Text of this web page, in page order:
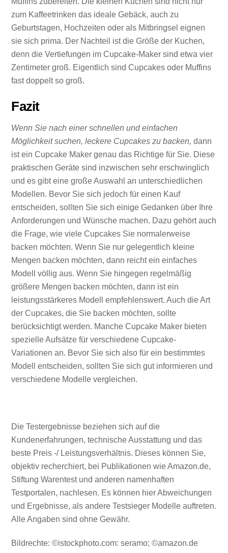
zum Kaffeetrinken das ideale Gebäck, auch zu
Geburtstagen, Hochzeiten oder als Mitbringsel eignen
sie sich prima. Der Nachteil ist die Größe der Kuchen,
denn die Vertiefungen im Cupcake-Maker sind etwa vier
Zentimeter groß. Eigentlich sind Cupcakes oder Muffins
fast doppelt so groß.
Fazit
Wenn Sie nach einer schnellen und einfachen
Möglichkeit suchen, leckere Cupcakes zu backen, dann
ist ein Cupcake Maker genau das Richtige für Sie. Diese
praktischen Geräte sind inzwischen sehr erschwinglich
und es gibt eine große Auswahl an unterschiedlichen
Modellen. Bevor Sie sich jedoch für einen Kauf
entscheiden, sollten Sie sich einige Gedanken über Ihre
Anforderungen und Wünsche machen. Dazu gehört auch
die Frage, wie viele Cupcakes Sie normalerweise
backen möchten. Wenn Sie nur gelegentlich kleine
Mengen backen möchten, dann reicht ein einfaches
Modell völlig aus. Wenn Sie hingegen regelmäßig
größere Mengen backen möchten, dann ist ein
leistungsstärkeres Modell empfehlenswert. Auch die Art
der Cupcakes, die Sie backen möchten, sollte
berücksichtigt werden. Manche Cupcake Maker bieten
spezielle Aufsätze für verschiedene Cupcake-
Variationen an. Bevor Sie sich also für ein bestimmtes
Modell entscheiden, sollten Sie sich gut informieren und
verschiedene Modelle vergleichen.
Die Testergebnisse beziehen sich auf die
Kundenerfahrungen, technische Ausstattung und das
beste Preis -/ Leistungsverhältnis. Dieses können Sie,
objektiv recherchiert, bei Publikationen wie Amazon.de,
Stiftung Warentest und anderen namenhaften
Testportalen, nachlesen. Es können hier Abweichungen
und Ergebnisse, als andere Testsieger Modelle auftreten.
Alle Angaben sind ohne Gewähr.
Bildrechte: ©istockphoto.com: seramo; ©amazon.de